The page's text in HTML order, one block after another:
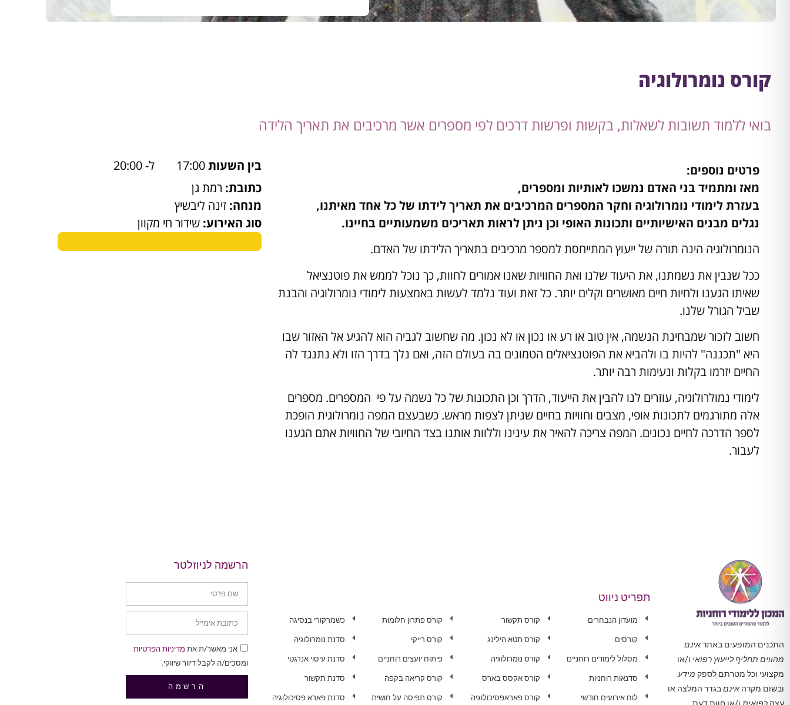
קורס נומרולוגיה
בואי ללמוד תשובות לשאלות, בקשות ופרשות דרכים לפי מספרים אשר מרכיבים את תאריך הלידה
פרטים נוספים:
מאז ומתמיד בני האדם נמשכו לאותיות ומספרים,
בעזרת לימודי נומרולוגיה וחקר המספרים המרכיבים את תאריך לידתו של כל אחד מאיתנו,
נגלים מבנים האישיותיים ותכונות האופי וכן ניתן לראות תאריכים משמעותיים בחיינו.
הנומרולוגיה הינה תורה של ייעוץ המתייחסת למספר מרכיבים בתאריך הלידתו של האדם.
ככל שנבין את נשמתנו, את היעוד שלנו ואת החוויות שאנו אמורים לחוות, כך נוכל לממש את פוטנציאל
שאיתו הגענו ולחיות חיים מאושרים וקלים יותר. כל זאת ועוד נלמד לעשות באמצעות לימודי נומרולוגיה והבנת
שביל הגורל שלנו.
חשוב לזכור שמבחינת הנשמה, אין טוב או רע או נכון או לא נכון. מה שחשוב לגביה הוא להגיע אל האזור שבו
היא "תכננה" להיות בו ולהביא את הפוטנציאלים הטמונים בה בעולם הזה, ואם נלך בדרך הזו ולא נתנגד לה
החיים יזרמו בקלות ונעימות רבה יותר.
לימודי נמולרולוגיה, עוזרים לנו להבין את הייעוד, הדרך וכן התכונות של כל נשמה על פי המספרים. מספרים
אלה מתורגמים לתכונות אופי, מצבים וחוויות בחיים שניתן לצפות מראש. כשבעצם המפה נומרולוגית הופכת
לספר הדרכה לחיים נכונים. המפה צריכה להאיר את עינינו וללוות אותנו בצד החיובי של החוויות אתם הגענו
לעבור.
בין השעות17:00
ל- 20:00
כתובת: רמת גן
מנחה:זינה ליבשיץ
סוג האירוע:שידור חי מקוון
התכנים המופעים באתראינם
מהווים תחליף לייעוץ רפואי ו/או
מקצועי וכל מטרתם לספק מידע
ובשום מקרה אינםבגדר המלצה או
תפריט ניווט
מועדון הנבחרים
קורסים
מסלול לימודים רוחניים
סדנאות רוחניות
לוח אירועים חודשי
קורס תקשור
קורס תטא הילינג
קורס נומרולוגיה
קורס אקסס בארס
קורס פאראפסיכולוגיה
קורס פתרון חלומות
קורס רייקי
פיתוח יועצים רוחניים
קורס קריאה בקפה
קורס תפיסה על חושית
כשמרקורי בנסיגה
סדנת נומרולוגיה
סדנת עיסוי אנרגטי
סדנת תקשור
סדנת פארא פסיכולוגיה
הרשמה לניוזלטר
אני מאשר/ת את מדיניות הפרטיות
ומסכים/ה לקבל דיוור שיווקי.
הרשמה